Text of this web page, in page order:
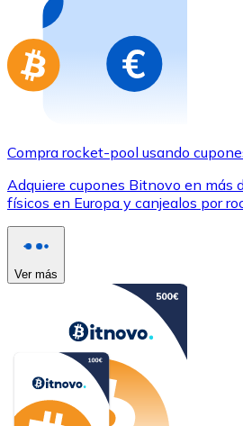
Ir a la tienda de tarjetas regalo
Compra rocket-pool usando
Adquiere cupones Bitnovo en más
físicos en Europa y canjealos por
Ver más